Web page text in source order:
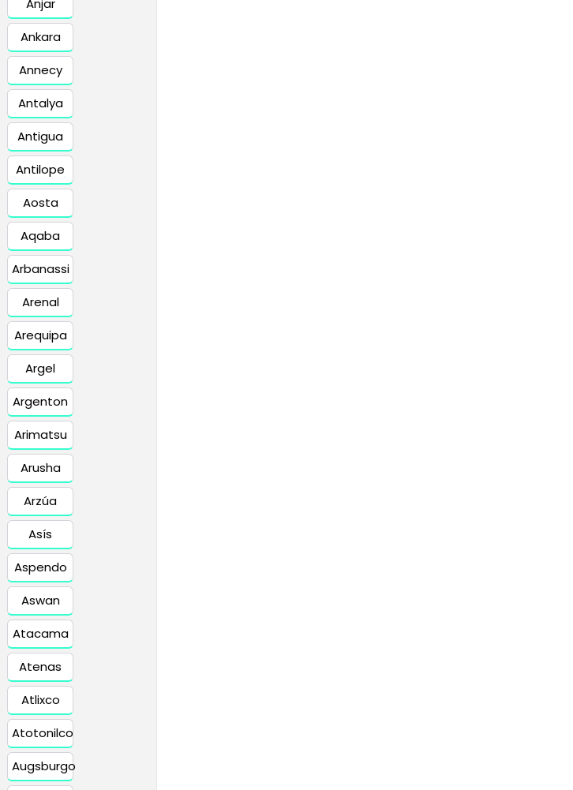
Anjar
Ankara
Annecy
Antalya
Antigua
Antilope
Aosta
Aqaba
Arbanassi
Arenal
Arequipa
Argel
Argenton
Arimatsu
Arusha
Arzúa
Asís
Aspendo
Aswan
Atacama
Atenas
Atlixco
Atotonilco
Augsburgo